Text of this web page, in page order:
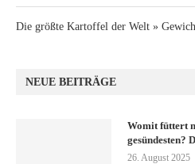
Die größte Kartoffel der Welt »
NEUE BEITRÄGE
Womit füttert
gesündesten?
26. August 2025